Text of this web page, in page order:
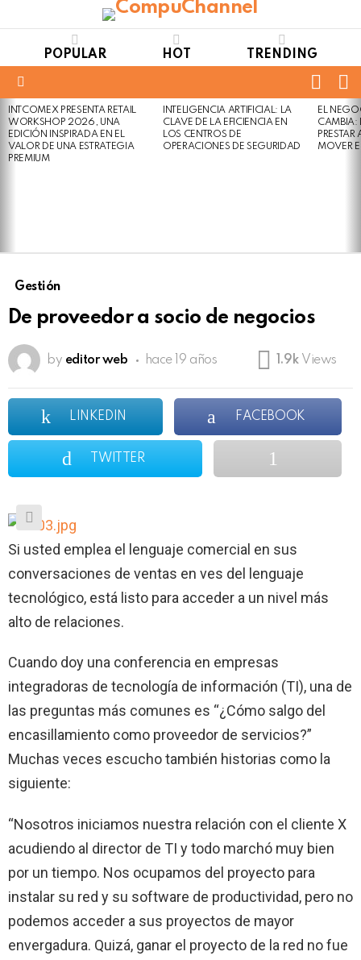
POPULAR HOT TRENDING
LATEST
STORIES
INTCOMEX PRESENTA RETAIL
WORKSHOP 2026, UNA
EDICIÓN INSPIRADA EN EL
VALOR DE UNA ESTRATEGIA
PREMIUM
INTELIGENCIA ARTIFICIAL: LA
CLAVE DE LA EFICIENCIA EN
LOS CENTROS DE
OPERACIONES DE SEGURIDAD
EL
CAMBIA:
MOVER
Gestión
De proveedor a socio de negocios
by editor web hace 19 años 1.9k Views
LINKEDIN FACEBOOK
TWITTER
Si usted emplea el lenguaje comercial en sus
conversaciones de ventas en ves del lenguaje
tecnológico, está listo para acceder a un nivel más
alto de relaciones.
Cuando doy una conferencia en empresas
integradoras de tecnología de información (TI), una de
las preguntas más comunes es “¿Cómo salgo del
encasillamiento como proveedor de servicios?”
Muchas veces escucho también historias como la
siguiente:
“Nosotros iniciamos nuestra relación con el cliente X
acudiendo al director de TI y todo marchó muy bien
por un tiempo. Nos ocupamos del proyecto para
instalar su red y su software de productividad, pero no
podemos acceder a sus proyectos de mayor
envergadura. Quizá, ganar el proyecto de la red no fue